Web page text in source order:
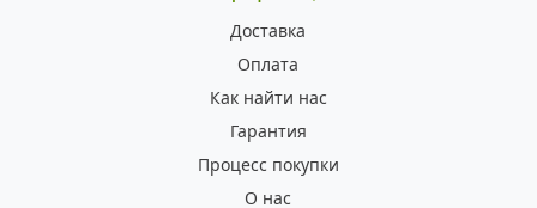
Доставка
Оплата
Как найти нас
Гарантия
Процесс покупки
О нас